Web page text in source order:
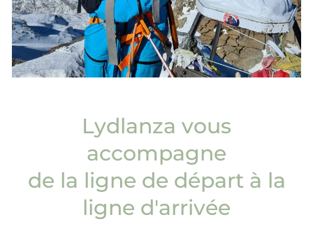
Lydlanza vous
accompagne
de la ligne de départ à la
ligne d'arrivée